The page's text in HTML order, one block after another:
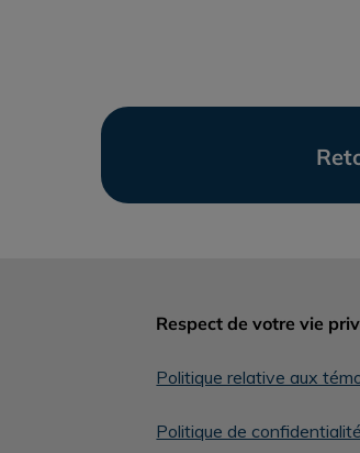
Respect de votre vie
Politique relative aux
Politique de confidentialité